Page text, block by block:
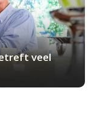
veel